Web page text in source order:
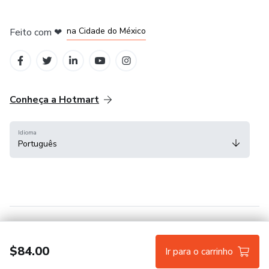
$84.00 Ir para o carrinho
Feito com ❤ na Cidade do México
Conheça a Hotmart
Idioma
Português